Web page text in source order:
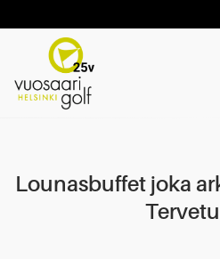
Lounasbuffet joka